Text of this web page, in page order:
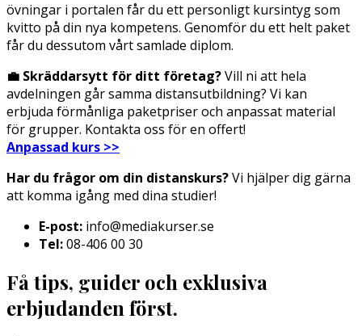
övningar i portalen får du ett personligt kursintyg som
kvitto på din nya kompetens. Genomför du ett helt paket
får du dessutom vårt samlade diplom.
💼 Skräddarsytt för ditt företag?Vill ni att hela
avdelningen går samma distansutbildning? Vi kan
erbjuda förmånliga paketpriser och anpassat material
för grupper. Kontakta oss för en offert!
Anpassad kurs >>
Har du frågor om din distanskurs?Vi hjälper dig gärna
att komma igång med dina studier!
E-post: info@mediakurser.se
Tel:08-406 00 30
Få tips, guider och exklusiva
erbjudanden först.